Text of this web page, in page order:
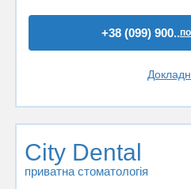
+38 (099) 900..
City Dental
приватна стоматологія